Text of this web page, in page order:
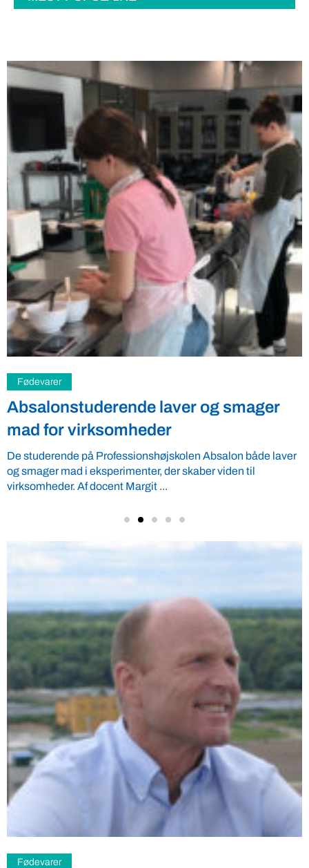
Fødevarer
Absalonstuderende laver og smager
mad for virksomheder
De studerende på Professionshøjskolen Absalon både laver
og smager mad i eksperimenter, der skaber viden til
virksomheder. Af docent Margit ...
Fødevarer